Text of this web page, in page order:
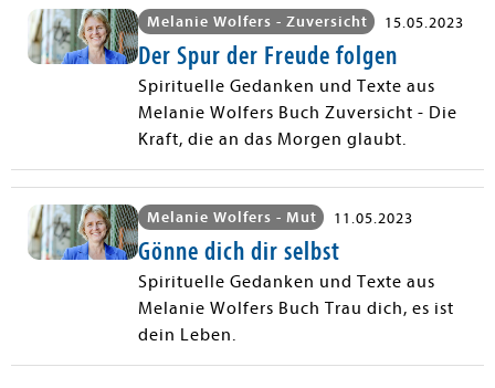
Melanie Wolfers - Zuversicht 15.05.2023
Der Spur der Freude folgen
Spirituelle Gedanken und Texte aus
Melanie Wolfers Buch Zuversicht - Die
Kraft, die an das Morgen glaubt.
Melanie Wolfers - Mut 11.05.2023
Gönne dich dir selbst
Spirituelle Gedanken und Texte aus
Melanie Wolfers Buch Trau dich, es ist
dein Leben.